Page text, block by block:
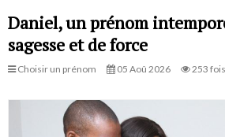
Daniel, un prénom
sagesse et de force
Choisir un prénom 05 Aoû 2026 253 fois